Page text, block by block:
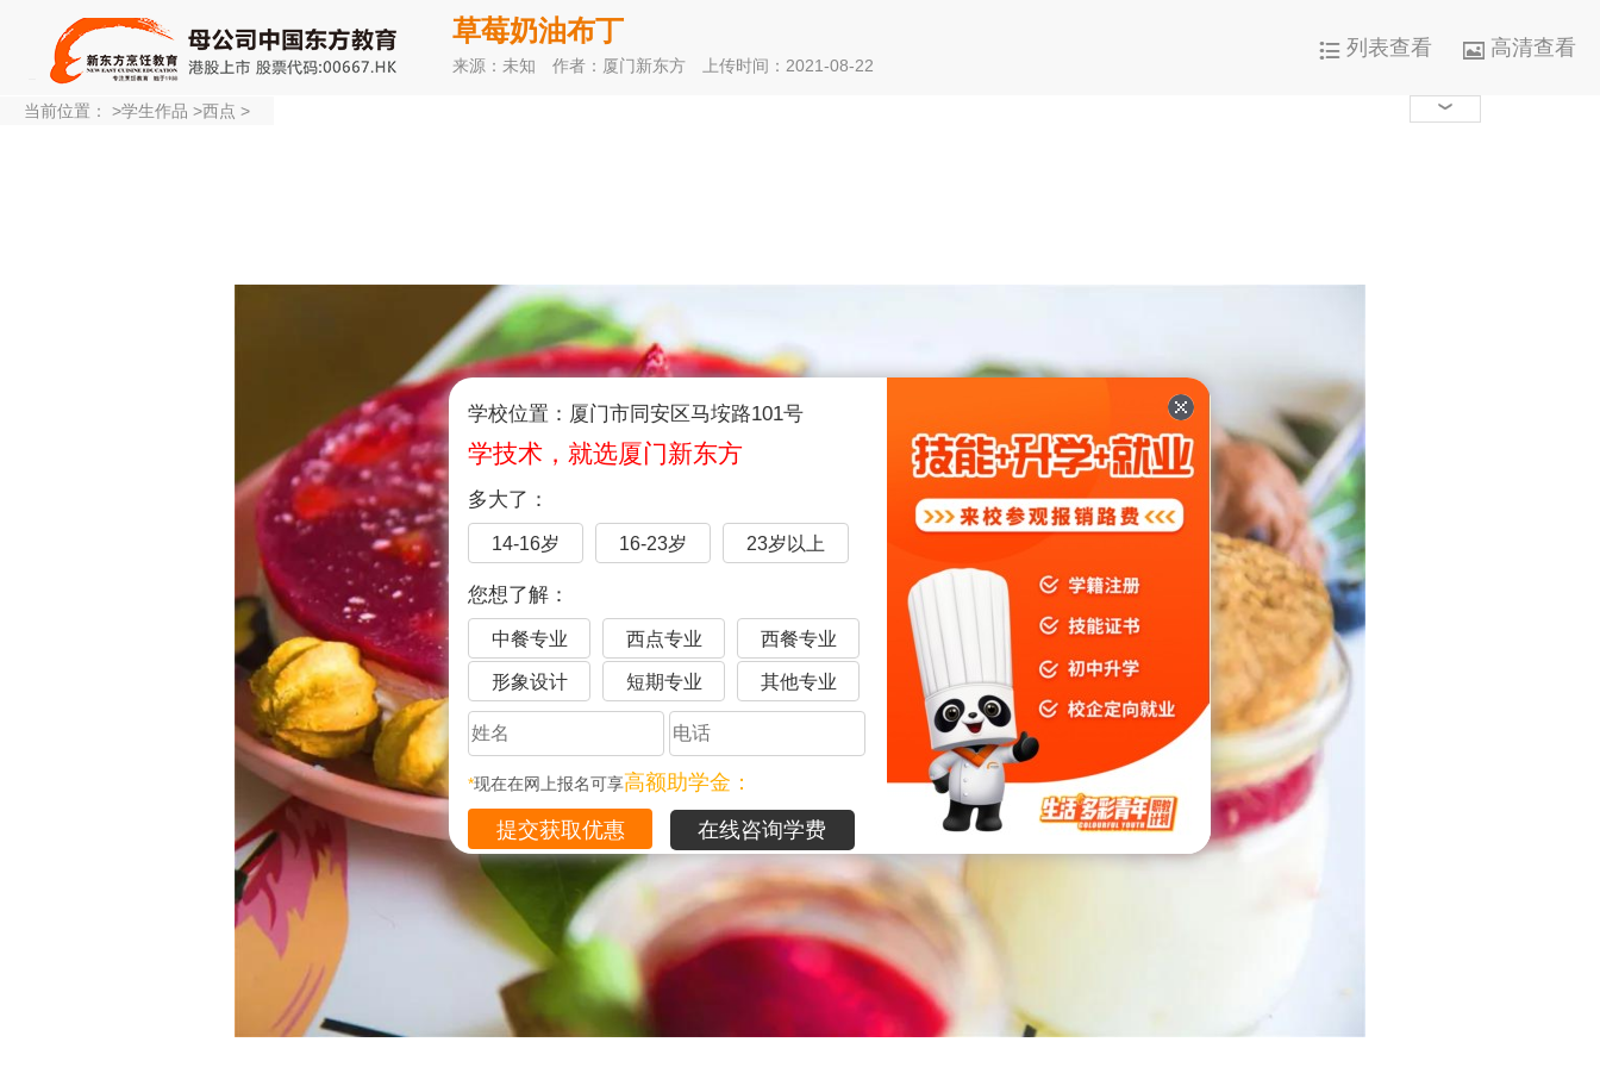
学校位置：厦门市同安区马垵路101号
学技术，就选厦门新东方
多大了：
14-16岁 16-23岁 23岁以上
您想了解：
中餐专业 西点专业 西餐专业
形象设计 短期专业 其他专业
*现在在网上报名可享高额助学金：
在线咨询学费
草莓奶油布丁
来源：未知 作者：厦门新东方 上传时间：2021-08-22
 列表查看  高清查看
当前位置： >学生作品 >西点 > 
